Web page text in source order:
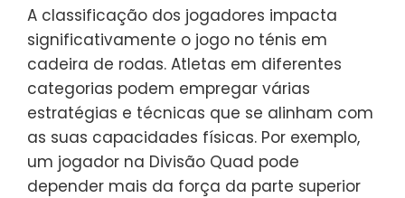
A classificação dos jogadores impacta
significativamente o jogo no ténis em
cadeira de rodas. Atletas em diferentes
categorias podem empregar várias
estratégias e técnicas que se alinham com
as suas capacidades físicas. Por exemplo,
um jogador na Divisão Quad pode
depender mais da força da parte superior